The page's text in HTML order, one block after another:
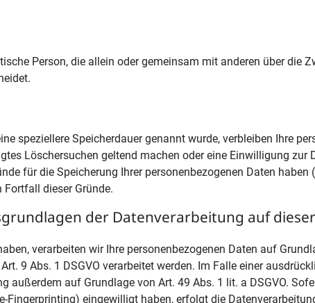
Person, die allein oder gemeinsam mit anderen über die
speziellere Speicherdauer genannt wurde, verbleiben Ihre
Löschersuchen geltend machen oder eine Einwilligung
für die Speicherung Ihrer personenbezogenen Daten
dieser Gründe.
der Datenverarbeitung auf
verarbeiten wir Ihre personenbezogenen Daten auf
9 Abs. 1 DSGVO verarbeitet werden. Im Falle einer
außerdem auf Grundlage von Art. 49 Abs. 1 lit. a DSGVO.
Fingerprinting) eingewilligt haben, erfolgt die